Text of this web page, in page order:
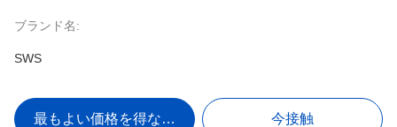
ブランド名:
SWS
最もよい価格を得なさい 今接触